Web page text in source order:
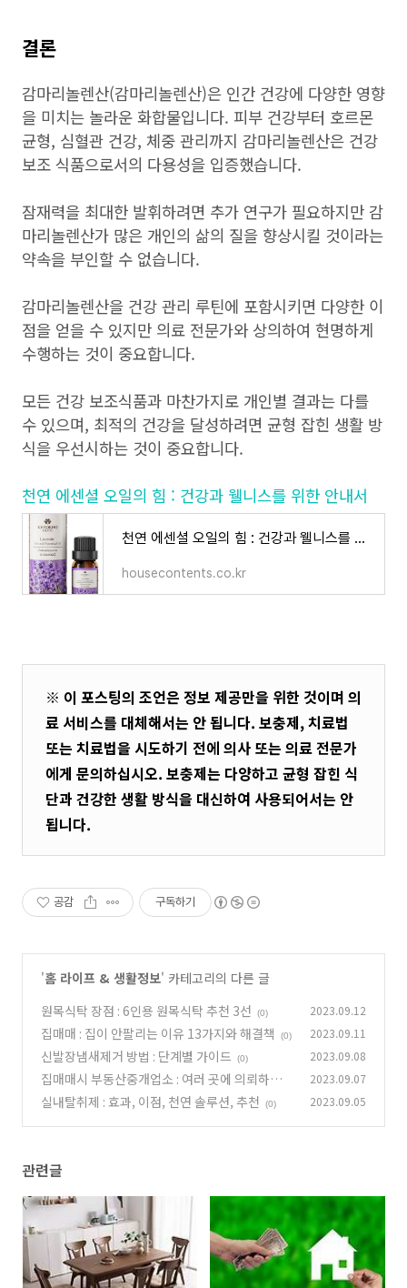
결론
감마리놀렌산(감마리놀렌산)은 인간 건강에 다양한 영향
을 미치는 놀라운 화합물입니다. 피부 건강부터 호르몬
균형, 심혈관 건강, 체중 관리까지 감마리놀렌산은 건강
보조 식품으로서의 다용성을 입증했습니다.
잠재력을 최대한 발휘하려면 추가 연구가 필요하지만 감
마리놀렌산가 많은 개인의 삶의 질을 향상시킬 것이라는
약속을 부인할 수 없습니다.
감마리놀렌산을 건강 관리 루틴에 포함시키면 다양한 이
점을 얻을 수 있지만 의료 전문가와 상의하여 현명하게
수행하는 것이 중요합니다.
모든 건강 보조식품과 마찬가지로 개인별 결과는 다를
수 있으며, 최적의 건강을 달성하려면 균형 잡힌 생활 방
식을 우선시하는 것이 중요합니다.
천연 에센셜 오일의 힘 : 건강과 웰니스를 위한 안내서
천연 에센셜 오일의 힘 : 건강과 웰니스를 위한 안내서
housecontents.co.kr
※ 이 포스팅의 조언은 정보 제공만을 위한 것이며 의
료 서비스를 대체해서는 안 됩니다. 보충제, 치료법
또는 치료법을 시도하기 전에 의사 또는 의료 전문가
에게 문의하십시오. 보충제는 다양하고 균형 잡힌 식
단과 건강한 생활 방식을 대신하여 사용되어서는 안
됩니다.
공감 구독하기
'홈 라이프 & 생활정보' 카테고리의 다른 글
원목식탁 장점 : 6인용 원목식탁 추천 3선
(0) 2023.09.12
집매매 : 집이 안팔리는 이유 13가지와 해결책 (0) 2023.09.11
신발장냄새제거 방법 : 단계별 가이드 (0) 2023.09.08
집매매시 부동산중개업소 : 여러 곳에 의뢰하는게
좋을까? (0)
2023.09.07
실내탈취제 : 효과, 이점, 천연 솔루션, 추천 (0) 2023.09.05
관련글